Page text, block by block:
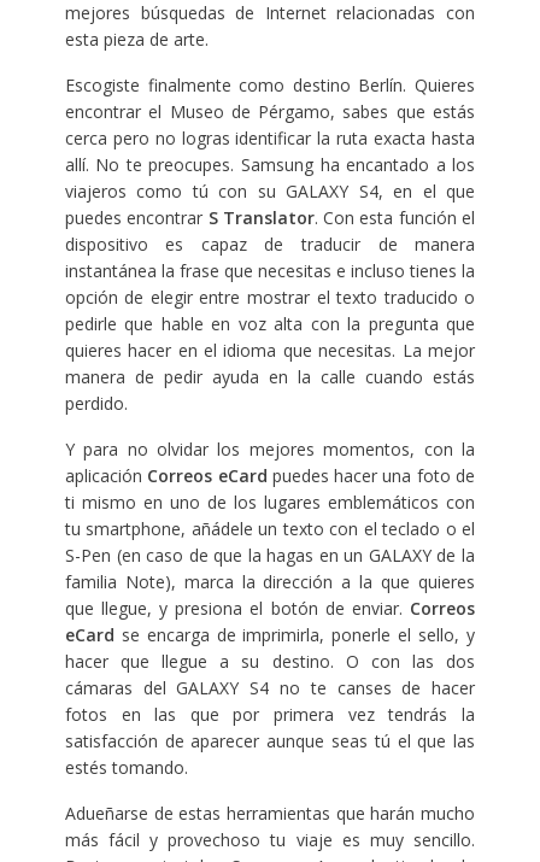
mejores búsquedas de Internet relacionadas con
esta pieza de arte.
Escogiste finalmente como destino Berlín. Quieres
encontrar el Museo de Pérgamo, sabes que estás
cerca pero no logras identificar la ruta exacta hasta
allí. No te preocupes. Samsung ha encantado a los
viajeros como tú con su GALAXY S4, en el que
puedes encontrar S Translator. Con esta función el
dispositivo es capaz de traducir de manera
instantánea la frase que necesitas e incluso tienes la
opción de elegir entre mostrar el texto traducido o
pedirle que hable en voz alta con la pregunta que
quieres hacer en el idioma que necesitas. La mejor
manera de pedir ayuda en la calle cuando estás
perdido.
Y para no olvidar los mejores momentos, con la
aplicación Correos eCard puedes hacer una foto de
ti mismo en uno de los lugares emblemáticos con
tu smartphone, añádele un texto con el teclado o el
S-Pen (en caso de que la hagas en un GALAXY de la
familia Note), marca la dirección a la que quieres
que llegue, y presiona el botón de enviar. Correos
eCard se encarga de imprimirla, ponerle el sello, y
hacer que llegue a su destino. O con las dos
cámaras del GALAXY S4 no te canses de hacer
fotos en las que por primera vez tendrás la
satisfacción de aparecer aunque seas tú el que las
estés tomando.
Adueñarse de estas herramientas que harán mucho
más fácil y provechoso tu viaje es muy sencillo.